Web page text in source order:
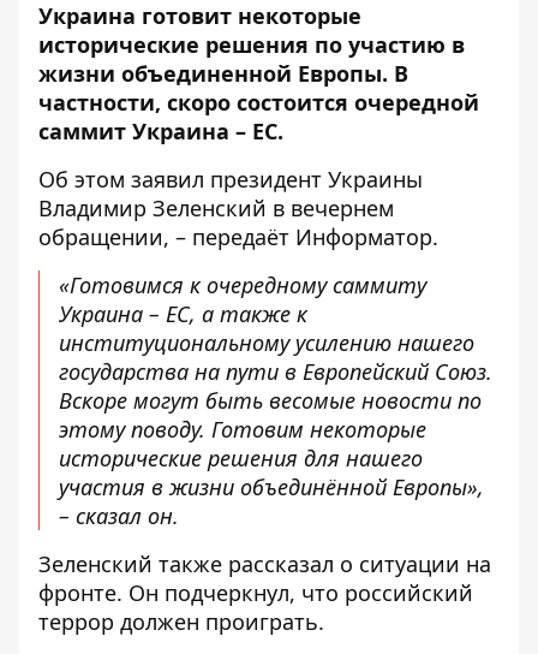
Украина готовит некоторые
исторические решения по участию в
жизни объединенной Европы. В
частности, скоро состоится очередной
саммит Украина – ЕС.
Об этом заявил президент Украины
Владимир Зеленский в вечернем
обращении, – передаёт Информатор.
«Готовимся к очередному саммиту
Украина – ЕС, а также к
институциональному усилению нашего
государства на пути в Европейский Союз.
Вскоре могут быть весомые новости по
этому поводу. Готовим некоторые
исторические решения для нашего
участия в жизни объединённой Европы»,
– сказал он.
Зеленский также рассказал о ситуации на
фронте. Он подчеркнул, что российский
террор должен проиграть.